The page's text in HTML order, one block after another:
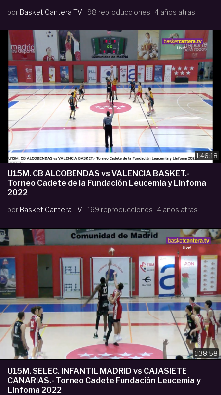
por Basket Cantera TV 98 reproducciones 4 años atras
1:46:18
U15M. CB ALCOBENDAS vs VALENCIA BASKET.-
Torneo Cadete de la Fundación Leucemia y Linfoma
2022
por Basket Cantera TV 169 reproducciones 4 años atras
1:38:58
U15M. SELEC. INFANTIL MADRID vs CAJASIETE
CANARIAS.- Torneo Cadete Fundación Leucemia y
Linfoma 2022